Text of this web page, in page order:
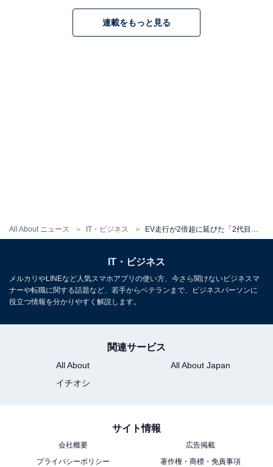
All About ニュース IT・ビジネス
なる内・外装、安全面などがまずどう評価されるか、そ
捉えられるかによるだろう。すでに8000台を受注（予約
受注）しているという新型プリウスPHV。出だしはまず
は好調といえるだけに、ライフサイクルを通して月間目
連載をもっと見る
IT・ビジネス
メルカリやLINEなど人気スマホアプリの使い方、今さら聞けないビジネスマ
ナーや転職に関する話題など、若手からベテランまで、ビジネスパーソンに
役立つ情報を分かりやすく解説します。
関連サービス
All About
All About Japan
イチオシ
サイト情報
会社概要
広告掲載
プライバシーポリシー
著作権・商標・免責事項